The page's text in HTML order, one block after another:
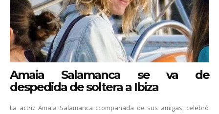
Amaia Salamanca se va de
despedida de soltera a Ibiza
La actriz Amaia Salamanca ccompañada de sus amigas, celebró